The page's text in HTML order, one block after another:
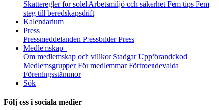
Skatteregler för solel Arbetsmiljö och säkerhet Fem tips Fem
steg till beredskaps­drift
Kalendarium
Press
Pressmeddelanden Pressbilder Press
Medlemskap
Om medlemskap och villkor Stadgar Uppförandekod
Medlemsgrupper För medlemmar Förtroendevalda
Föreningsstämmor
Sök
Följ oss i sociala medier